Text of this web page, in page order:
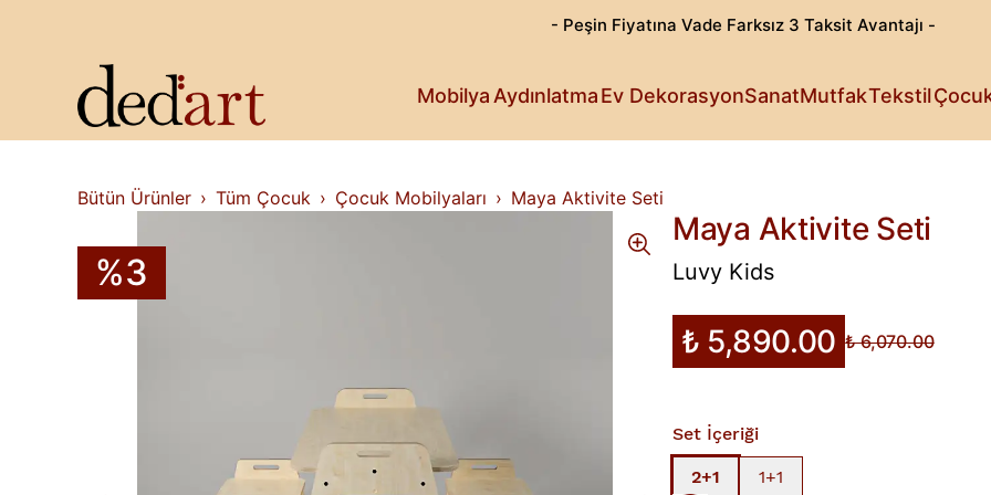
- Peşin Fiyatına Vade Farksız 3 Taksit Avantajı -
Mobilya
Kitaplık & Raf
Televizyon Ünitesi
Aydınlatma Işıldayan
Ev Dekorasyon Detaylı
Sanat Sanattan
Mutfak Estetik
Tekstil
Rahat
Küçüklerin
Patili
Fark
Bütün Ürünler Tüm Çocuk Çocuk Mobilyaları Maya Aktivite Seti
%3
Maya Aktivite Seti
Luvy Kids
₺ 5,890.00 ₺ 6,070.00
Set İçeriği
2+1
1+1